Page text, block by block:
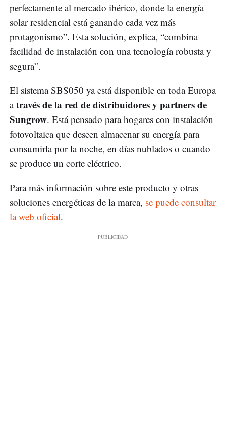
perfectamente al mercado ibérico, donde la energía
solar residencial está ganando cada vez más
protagonismo”. Esta solución, explica, “combina
facilidad de instalación con una tecnología robusta y
segura”.
El sistema SBS050 ya está disponible en toda Europa
através de la red de distribuidores y partners de
Sungrow. Está pensado para hogares con instalación
fotovoltaica que deseen almacenar su energía para
consumirla por la noche, en días nublados o cuando
se produce un corte eléctrico.
Para más información sobre este producto y otras
soluciones energéticas de la marca, se puede consultar
la web oficial.